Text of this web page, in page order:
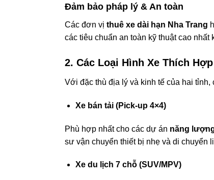
Đảm bảo pháp lý & An toàn
Các đơn vị thuê xe dài hạn Nha Trang
các tiêu chuẩn an toàn kỹ thuật cao
2. Các Loại Hình Xe Thích
Với đặc thù địa lý và kinh tế của hai
Xe bán tải (Pick-up 4×4)
Phù hợp nhất cho các dự án năng
sư vận chuyển thiết bị nhẹ và di chuyển
Xe du lịch 7 chỗ (SUV/MPV)